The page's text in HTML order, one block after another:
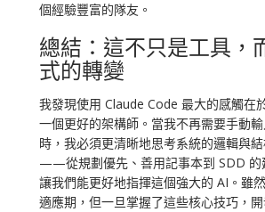
個經驗豐富的隊友。
總結：這不只是工具，
式的轉變
我發現使用 Claude Code 最大的感觸在
一個更好的架構師。當我不再需要手動
時，我必須更清晰地思考系統的邏輯與
——從規劃優先、善用記事本到 SDD 的
讓我們能更好地指揮這個強大的 AI。雖
適應期，但一旦掌握了這些核心技巧，